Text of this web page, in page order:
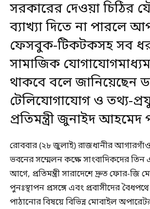
সরকারের দেওয়া চিঠির
ব্যাখ্যা দিতে না পারলে
ফেসবুক-টিকটকসহ সব
সামাজিক
থাকবে বলে জানিয়েছেন
টেলিযোগাযোগ ও তথ্য-
প্রতিমন্ত্রী জুনাইদ
রোববার (২৮ জুলাই) রাজধানীর
ভবনের সম্মেলন কক্ষে সাংবাদিকদের
আগে, প্রতিমন্ত্রী সারাদেশে দ্রুত ফোর-জি
পুনঃস্থাপন প্রসঙ্গে এবং প্রবাসীদের বৈধপথে
পাঠানোর বিষয়ে বিভিন্ন মোবাইল